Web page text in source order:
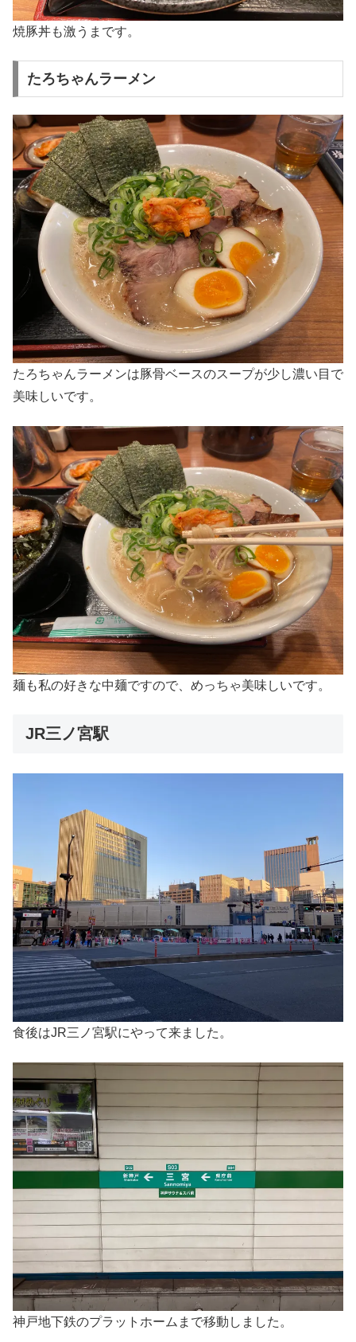
焼豚丼も激うまです。
たろちゃんラーメン
たろちゃんラーメンは豚骨ベースのスープが少し濃い目で
美味しいです。
麺も私の好きな中麺ですので、めっちゃ美味しいです。
JR三ノ宮駅
食後はJR三ノ宮駅にやって来ました。
神戸地下鉄のプラットホームまで移動しました。